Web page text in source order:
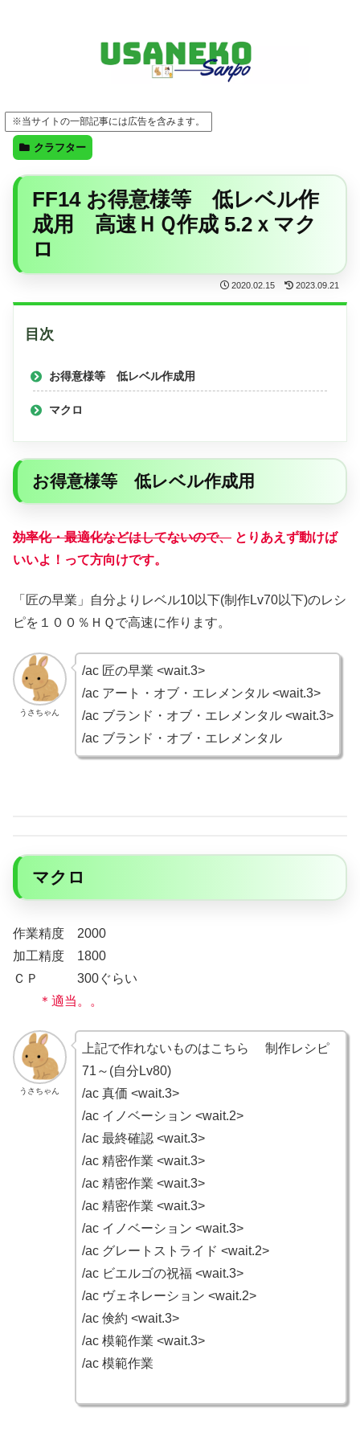
※当サイトの一部記事には広告を含みます。
クラフター
FF14 お得意様等 低レベル作
成用 高速ＨＱ作成 5.2ｘマク
ロ
2020.02.15 2023.09.21
目次
お得意様等 低レベル作成用
マクロ
お得意様等 低レベル作成用
効率化・最適化などはしてないので、 とりあえず動けば
いいよ！って方向けです。
「匠の早業」自分よりレベル10以下(制作Lv70以下)のレシ
ピを１００％ＨＱで高速に作ります。
うさちゃん
/ac 匠の早業 <wait.3>
/ac アート・オブ・エレメンタル <wait.3>
/ac ブランド・オブ・エレメンタル <wait.3>
/ac ブランド・オブ・エレメンタル
マクロ
作業精度 2000
加工精度 1800
ＣＰ 300ぐらい
＊適当。。
うさちゃん
上記で作れないものはこちら 制作レシピ
71～(自分Lv80)
/ac 真価 <wait.3>
/ac イノベーション <wait.2>
/ac 最終確認 <wait.3>
/ac 精密作業 <wait.3>
/ac 精密作業 <wait.3>
/ac 精密作業 <wait.3>
/ac イノベーション <wait.3>
/ac グレートストライド <wait.2>
/ac ビエルゴの祝福 <wait.3>
/ac ヴェネレーション <wait.2>
/ac 倹約 <wait.3>
/ac 模範作業 <wait.3>
/ac 模範作業